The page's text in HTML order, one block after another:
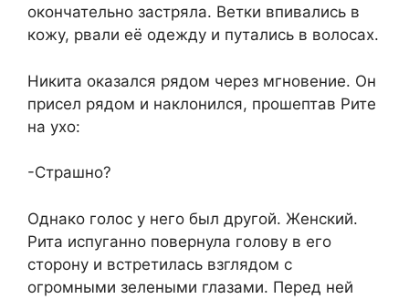
окончательно застряла. Ветки впивались в
кожу, рвали её одежду и путались в волосах.
Никита оказался рядом через мгновение. Он
присел рядом и наклонился, прошептав Рите
на ухо:
-Страшно?
Однако голос у него был другой. Женский.
Рита испуганно повернула голову в его
сторону и встретилась взглядом с
огромными зелеными глазами. Перед ней